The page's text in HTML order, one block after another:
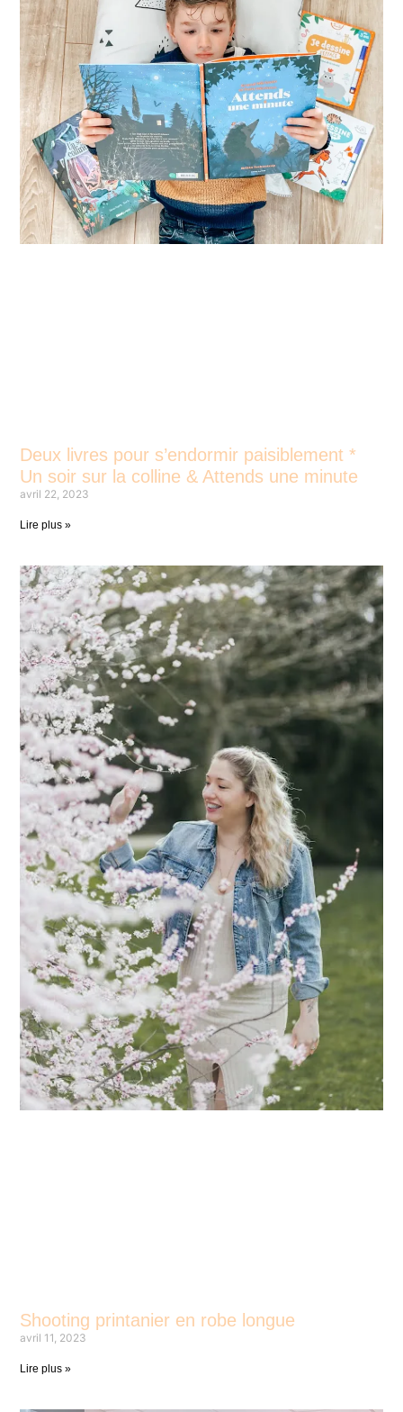
Deux livres pour s’endormir paisiblement *
Un soir sur la colline & Attends une minute
avril 22, 2023
Lire plus »
Shooting printanier en robe longue
avril 11, 2023
Lire plus »